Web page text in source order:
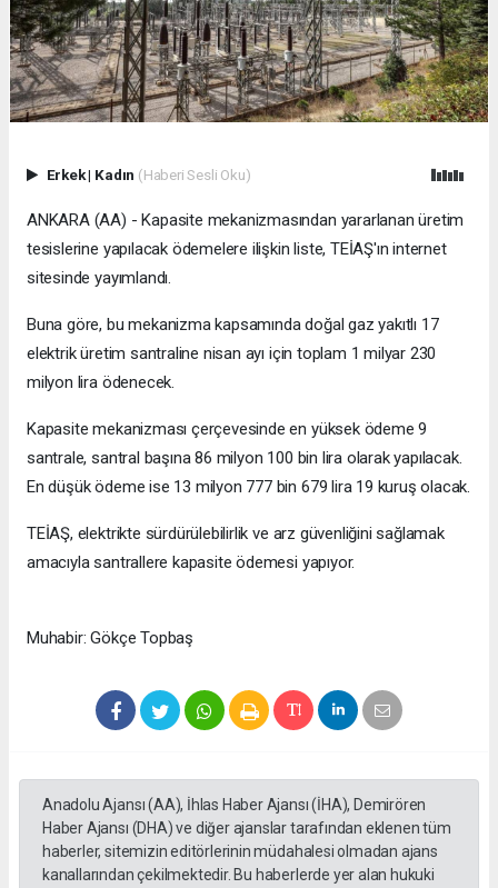
Erkek| Kadın (Haberi Sesli Oku)
ANKARA (AA) - Kapasite mekanizmasından yararlanan üretim
tesislerine yapılacak ödemelere ilişkin liste, TEİAŞ'ın internet
sitesinde yayımlandı.
Buna göre, bu mekanizma kapsamında doğal gaz yakıtlı 17
elektrik üretim santraline nisan ayı için toplam 1 milyar 230
milyon lira ödenecek.
Kapasite mekanizması çerçevesinde en yüksek ödeme 9
santrale, santral başına 86 milyon 100 bin lira olarak yapılacak.
En düşük ödeme ise 13 milyon 777 bin 679 lira 19 kuruş olacak.
TEİAŞ, elektrikte sürdürülebilirlik ve arz güvenliğini sağlamak
amacıyla santrallere kapasite ödemesi yapıyor.
Muhabir: Gökçe Topbaş
Anadolu Ajansı (AA), İhlas Haber Ajansı (İHA), Demirören
Haber Ajansı (DHA) ve diğer ajanslar tarafından eklenen tüm
haberler, sitemizin editörlerinin müdahalesi olmadan ajans
kanallarından çekilmektedir. Bu haberlerde yer alan hukuki